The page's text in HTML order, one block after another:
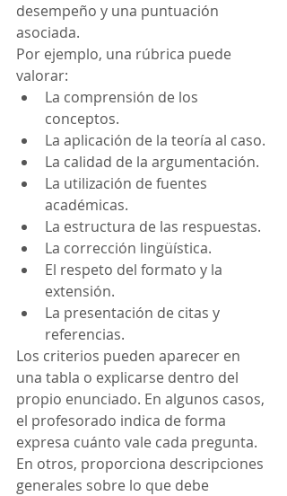
desempeño y una puntuación
asociada.
Por ejemplo, una rúbrica puede
valorar:
La comprensión de los
conceptos.
La aplicación de la teoría al caso.
La calidad de la argumentación.
La utilización de fuentes
académicas.
La estructura de las respuestas.
La corrección lingüística.
El respeto del formato y la
extensión.
La presentación de citas y
referencias.
Los criterios pueden aparecer en
una tabla o explicarse dentro del
propio enunciado. En algunos casos,
el profesorado indica de forma
expresa cuánto vale cada pregunta.
En otros, proporciona descripciones
generales sobre lo que debe